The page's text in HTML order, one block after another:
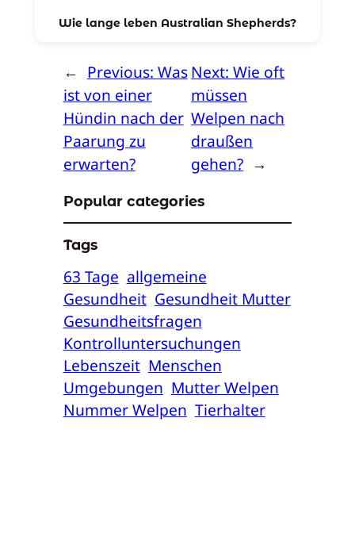
Wie lange leben Australian Shepherds?
← Previous: Was
ist von einer
Hündin nach der
Paarung zu
erwarten?
Next:Wie oft
müssen
Welpen nach
draußen
gehen? →
Popular categories
Tags
63 Tage allgemeine
Gesundheit Gesundheit Mutter
Gesundheitsfragen
Kontrolluntersuchungen
Lebenszeit Menschen
Umgebungen Mutter Welpen
Nummer Welpen Tierhalter